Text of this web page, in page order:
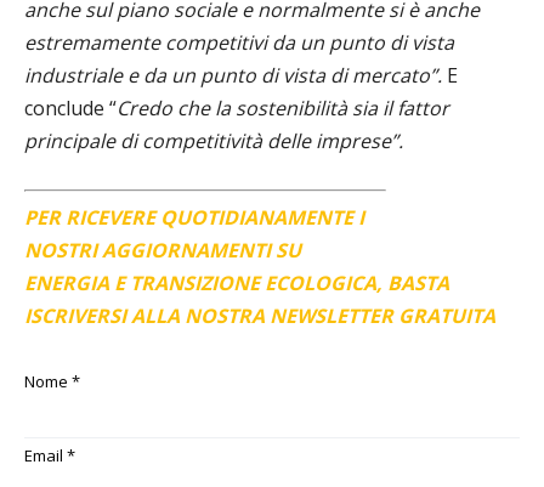
anche sul piano sociale e normalmente si è anche
estremamente competitivi da un punto di vista
industriale e da un punto di vista di mercato”. E
conclude “Credo che la sostenibilità sia il fattor
principale di competitività delle imprese”.
PER RICEVERE QUOTIDIANAMENTE I
NOSTRI AGGIORNAMENTI SU
ENERGIA E TRANSIZIONE ECOLOGICA, BASTA
ISCRIVERSI ALLA NOSTRA NEWSLETTER GRATUITA
Nome *
Email *